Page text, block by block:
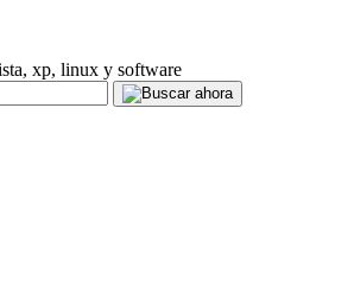
xp, linux y software